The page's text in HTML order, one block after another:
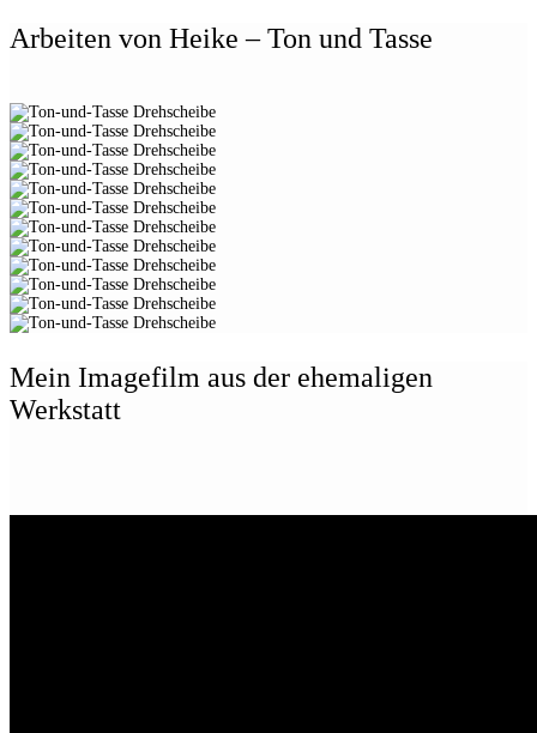
Arbeiten von Heike – Ton und Tasse
Mein Imagefilm aus der ehemaligen
Werkstatt